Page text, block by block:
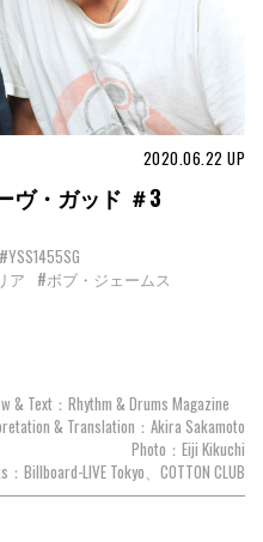
2020.06.22 UP
ヴ・ガッド ＃3
#YSS1455SG
ア #ボブ・ジェームス
& Text：Rhythm & Drums Magazine
& Translation：Akira Sakamoto
Photo：Eiji Kikuchi
Billboard-LIVE Tokyo、COTTON CLUB